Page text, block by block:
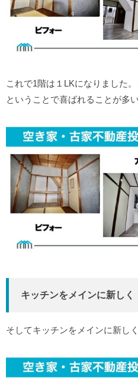
これで1階は１LKになりました
ということで喜ばれることが多い
キッチンをメインに新しく
そしてキッチンをメインに新し